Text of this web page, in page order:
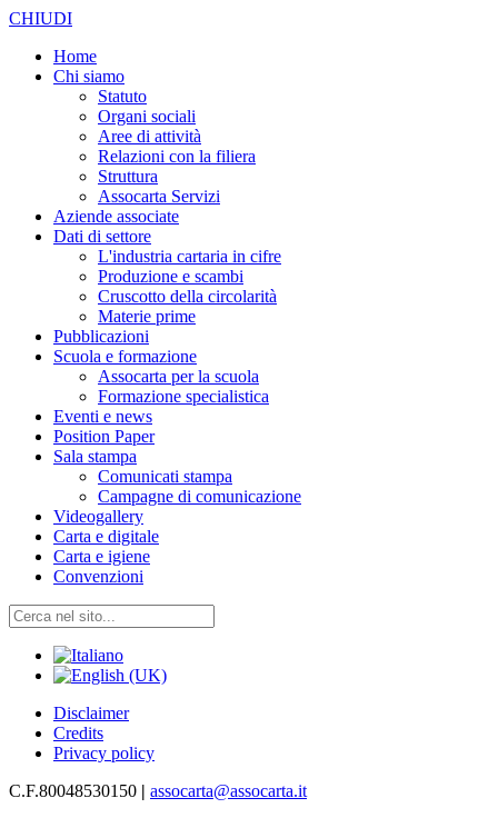
CHIUDI
Home
Chi siamo
Statuto
Organi sociali
Aree di attività
Relazioni con la filiera
Struttura
Assocarta Servizi
Aziende associate
Dati di settore
L'industria cartaria in cifre
Produzione e scambi
Cruscotto della circolarità
Materie prime
Pubblicazioni
Scuola e formazione
Assocarta per la scuola
Formazione specialistica
Eventi e news
Position Paper
Sala stampa
Comunicati stampa
Campagne di comunicazione
Videogallery
Carta e digitale
Carta e igiene
Convenzioni
Disclaimer
Credits
Privacy policy
C.F.80048530150 | assocarta@assocarta.it